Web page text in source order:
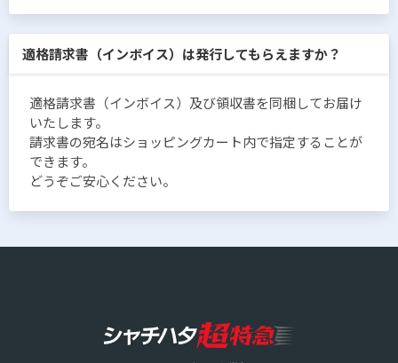
適格請求書（インボイス）は発行してもらえますか？
適格請求書（インボイス）及び領収書を同梱してお届け
いたします。
請求書の宛名はショッピングカート内で指定することが
できます。
どうぞご安心ください。